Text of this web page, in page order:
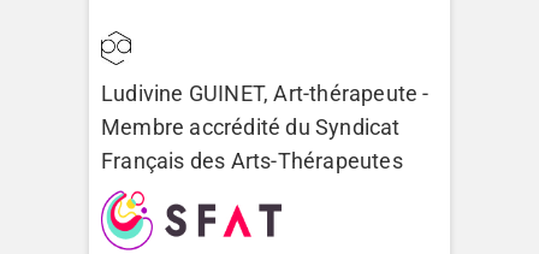
Ludivine GUINET, Art-thérapeute -
Membre accrédité du Syndicat
Français des Arts-Thérapeutes